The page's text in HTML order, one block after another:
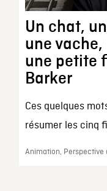
Un chat,
une
une petite
Barker
Ces quelques
résumer les cinq
Animation, Perspective